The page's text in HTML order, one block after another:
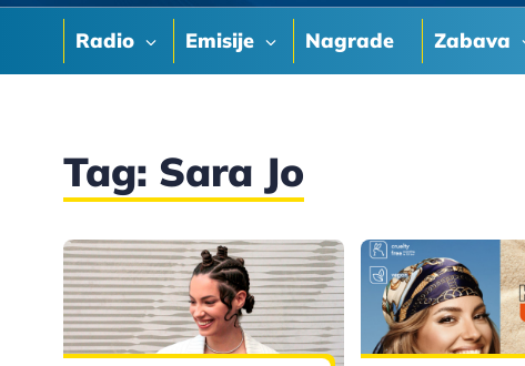
Radio Emisije Nagrade Zabava
Tag: Sara Jo